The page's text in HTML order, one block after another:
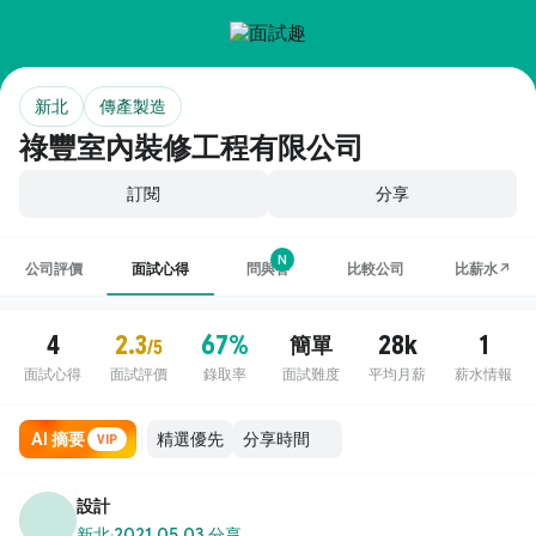
祿豐室內裝修工程有限公司
新北 傳產製造
訂閱 分享
公司評價 面試心得 問與答
N
比較公司 比薪水↗
4
面試心得
2.3/5
面試評價
67%
錄取率
簡單
面試難度
28k
平均月薪
1
薪水情報
AI 摘要 VIP
設計